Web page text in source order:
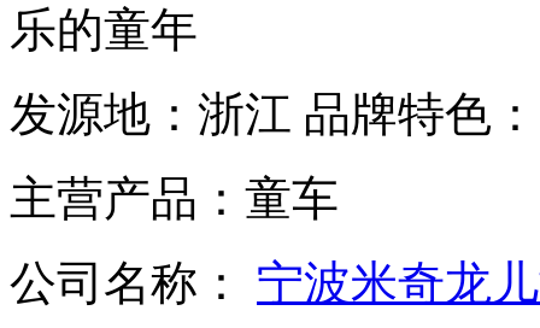
乐的童年
发源地： 浙江 品牌特色：
主营产品： 童车
公司名称： 宁波米奇龙